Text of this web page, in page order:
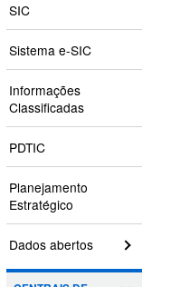
SIC
Sistema e-SIC
Informações
Classificadas
PDTIC
Planejamento
Estratégico
Dados abertos